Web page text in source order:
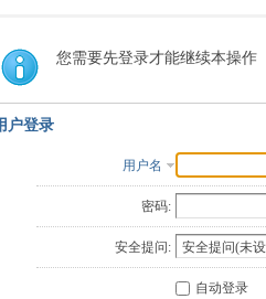
您需要先登录才能继续本操作
户登录
用户名
密码:
安全提问:
自动登录